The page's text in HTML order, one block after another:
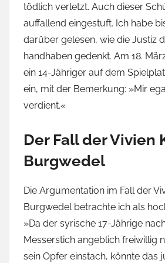
tödlich verletzt. Auch dieser
auffallend eingestuft. Ich habe
darüber gelesen, wie die Justiz
handhaben gedenkt. Am 18.
ein 14-Jähriger auf dem
ein, mit der Bemerkung: »Mir
verdient.«
Der Fall der Vivien
Burgwedel
Die Argumentation im Fall der
Burgwedel betrachte ich als
»Da der syrische 17-Jährige
Messerstich angeblich freiwillig
sein Opfer einstach, könnte das